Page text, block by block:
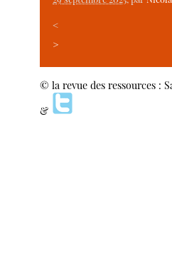
<
>
© la revue des ressources :
&